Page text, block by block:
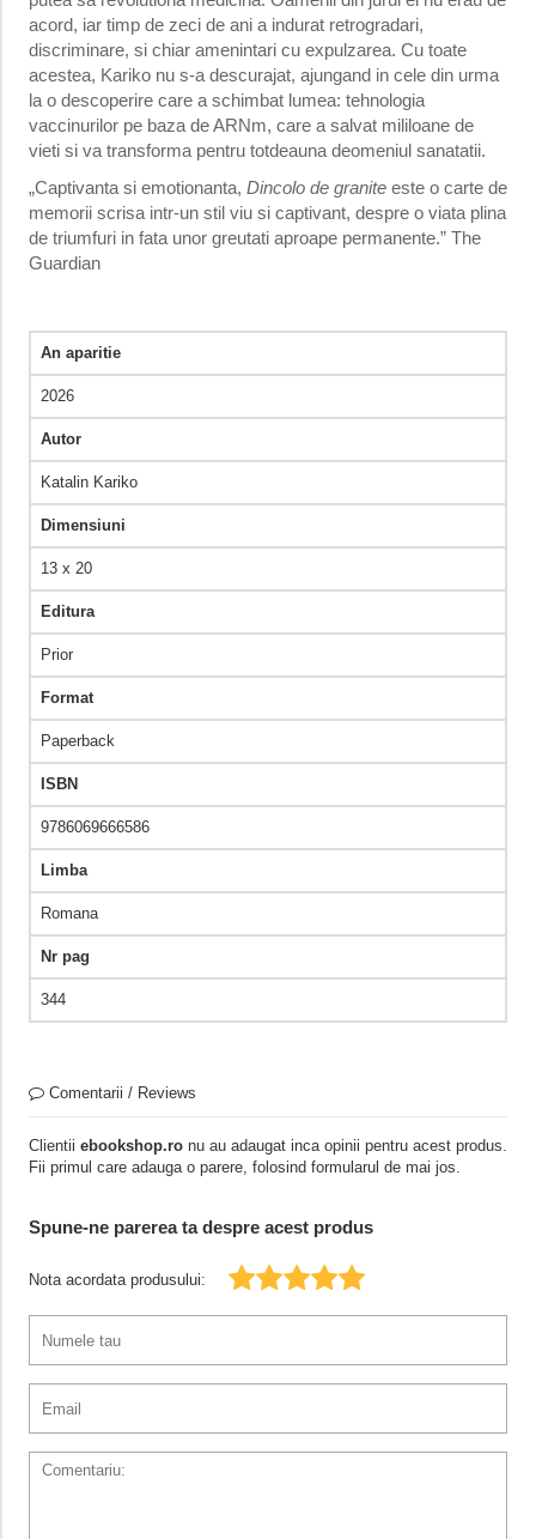
acord, iar timp de zeci de ani a indurat retrogradari,
discriminare, si chiar amenintari cu expulzarea. Cu toate
acestea, Kariko nu s-a descurajat, ajungand in cele din urma
la o descoperire care a schimbat lumea: tehnologia
vaccinurilor pe baza de ARNm, care a salvat mililoane de
vieti si va transforma pentru totdeauna deomeniul sanatatii.
„Captivanta si emotionanta, Dincolo de graniteeste o carte de
memorii scrisa intr-un stil viu si captivant, despre o viata plina
de triumfuri in fata unor greutati aproape permanente.” The
Guardian
An aparitie
2026
Autor
Katalin Kariko
Dimensiuni
13 x 20
Editura
Prior
Format
Paperback
ISBN
9786069666586
Limba
Romana
Nr pag
344
Comentarii / Reviews
Clientii ebookshop.ronu au adaugat inca opinii pentru acest produs.
Fii primul care adauga o parere, folosind formularul de mai jos.
Spune-ne parerea ta despre acest produs
Nota acordata produsului: